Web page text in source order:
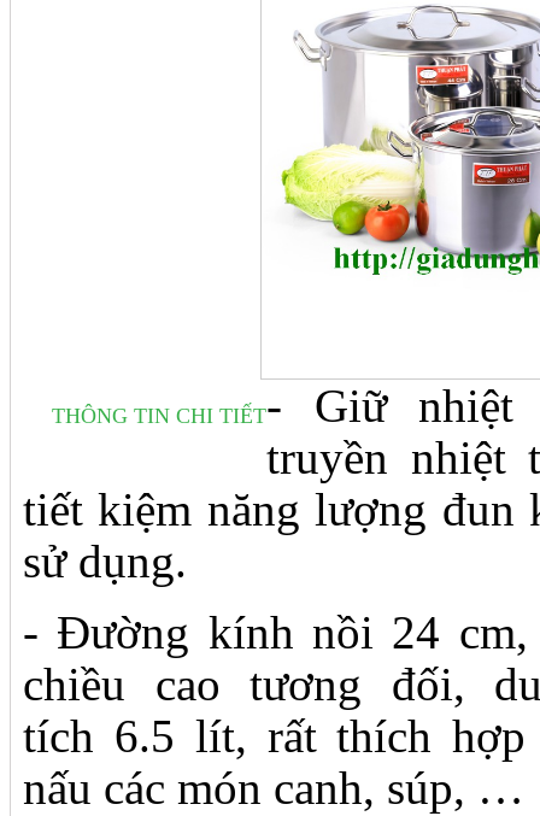
THÔNG TIN CHI TIẾT- Giữ nhiệt
truyền nhiệt
tiết kiệm năng lượng đun
sử dụng.
- Đường kính nồi 24 cm,
chiều cao tương đối,
tích 6.5 lít, rất thích hợp
nấu các món canh, súp, …